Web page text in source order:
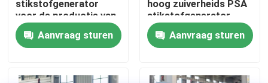
PSA stikstofgasgeneratoren
De Generator van de hoge Zuiverheidsstikstof
stikstofgenerator
voor de productie van
airconditioners
Aanvraag sturen
hoog zuiverheids PSA
stikstofgenerator
Aanvraag sturen